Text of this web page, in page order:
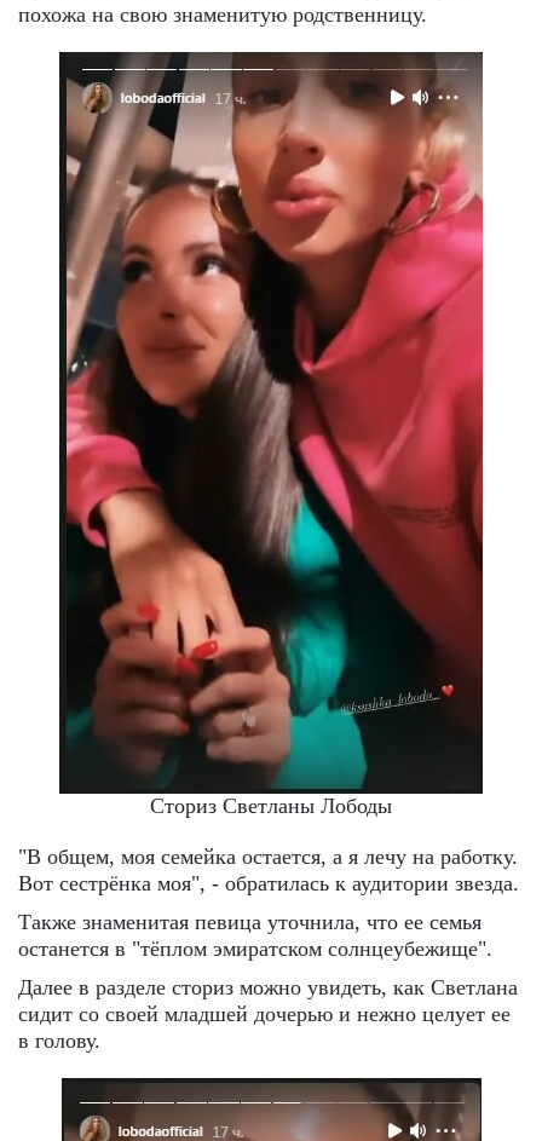
похожа на свою знаменитую родственницу.
Сториз Светланы Лободы
"В общем, моя семейка остается, а я лечу на работку.
Вот сестрёнка моя", - обратилась к аудитории звезда.
Также знаменитая певица уточнила, что ее семья
останется в "тёплом эмиратском солнцеубежище".
Далее в разделе сториз можно увидеть, как Светлана
сидит со своей младшей дочерью и нежно целует ее
в голову.